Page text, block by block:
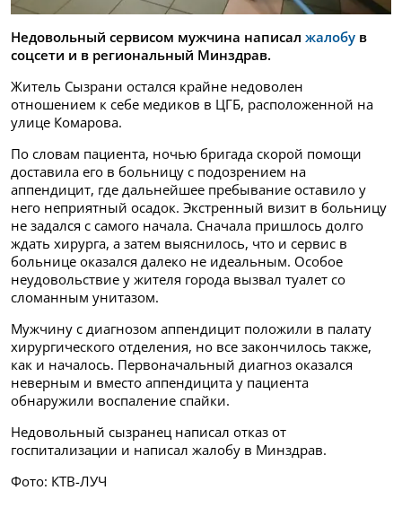
Недовольный сервисом мужчина написал жалобу в
соцсети и в региональный Минздрав.
Житель Сызрани остался крайне недоволен
отношением к себе медиков в ЦГБ, расположенной на
улице Комарова.
По словам пациента, ночью бригада скорой помощи
доставила его в больницу с подозрением на
аппендицит, где дальнейшее пребывание оставило у
него неприятный осадок. Экстренный визит в больницу
не задался с самого начала. Сначала пришлось долго
ждать хирурга, а затем выяснилось, что и сервис в
больнице оказался далеко не идеальным. Особое
неудовольствие у жителя города вызвал туалет со
сломанным унитазом.
Мужчину с диагнозом аппендицит положили в палату
хирургического отделения, но все закончилось также,
как и началось. Первоначальный диагноз оказался
неверным и вместо аппендицита у пациента
обнаружили воспаление спайки.
Недовольный сызранец написал отказ от
госпитализации и написал жалобу в Минздрав.
Фото: КТВ-ЛУЧ